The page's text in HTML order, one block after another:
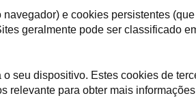
e cookies persistentes
geralmente pode ser classificado
seu dispositivo. Estes cookies de
relevante para obter mais